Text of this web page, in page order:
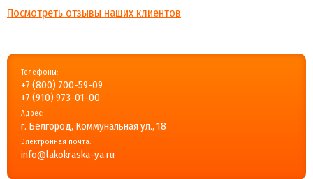
Посмотреть отзывы наших клиентов
Телефоны:
+7 (800) 700-59-09
+7 (910) 973-01-00
Адрес:
г. Белгород, Коммунальная ул., 18
Электронная почта:
info@lakokraska-ya.ru